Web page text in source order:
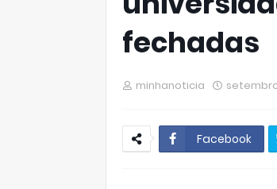
fechadas
minhanoticia
Facebook